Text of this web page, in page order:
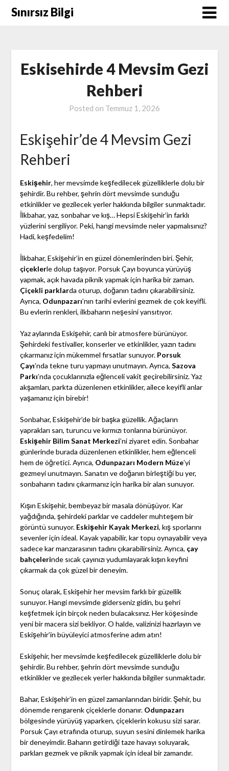
SkipSınırsız Bilgi
Eskisehirde 4 Mevsim Gezi
Rehberi
Posted on Temmuz 1, 2026
Eskişehir’de 4 Mevsim Gezi
Rehberi
Eskişehir, her mevsimde keşfedilecek güzelliklerle dolu bir
şehirdir. Bu rehber, şehrin dört mevsimde sunduğu
etkinlikler ve gezilecek yerler hakkında bilgiler sunmaktadır.
İlkbahar, yaz, sonbahar ve kış… Hepsi Eskişehir’in farklı
yüzlerini sergiliyor. Peki, hangi mevsimde neler yapmalısınız?
Hadi, keşfedelim!
İlkbahar, Eskişehir’in en güzel dönemlerinden biri. Şehir,
çiçeklerle dolup taşıyor. Porsuk Çayı boyunca yürüyüş
yapmak, açık havada piknik yapmak için harika bir zaman.
Çiçekli parklarda oturup, doğanın tadını çıkarabilirsiniz.
Ayrıca, Odunpazarı’nın tarihi evlerini gezmek de çok keyifli.
Bu evlerin renkleri, ilkbaharın neşesini yansıtıyor.
Yaz aylarında Eskişehir, canlı bir atmosfere bürünüyor.
Şehirdeki festivaller, konserler ve etkinlikler, yazın tadını
çıkarmanız için mükemmel fırsatlar sunuyor. Porsuk
Çayı’nda tekne turu yapmayı unutmayın. Ayrıca, Sazova
Parkı’nda çocuklarınızla eğlenceli vakit geçirebilirsiniz. Yaz
akşamları, parkta düzenlenen etkinlikler, ailece keyifli anlar
yaşamanız için birebir!
Sonbahar, Eskişehir’de bir başka güzellik. Ağaçların
yaprakları sarı, turuncu ve kırmızı tonlarına bürünüyor.
Eskişehir Bilim Sanat Merkezi’ni ziyaret edin. Sonbahar
günlerinde burada düzenlenen etkinlikler, hem eğlenceli
hem de öğretici. Ayrıca, Odunpazarı Modern Müze’yi
gezmeyi unutmayın. Sanatın ve doğanın birleştiği bu yer,
sonbaharın tadını çıkarmanız için harika bir alan sunuyor.
Kışın Eskişehir, bembeyaz bir masala dönüşüyor. Kar
yağdığında, şehirdeki parklar ve caddeler muhteşem bir
görüntü sunuyor. Eskişehir Kayak Merkezi, kış sporlarını
sevenler için ideal. Kayak yapabilir, kar topu oynayabilir veya
sadece kar manzarasının tadını çıkarabilirsiniz. Ayrıca, çay
bahçelerinde sıcak çayınızı yudumlayarak kışın keyfini
çıkarmak da çok güzel bir deneyim.
Sonuç olarak, Eskişehir her mevsim farklı bir güzellik
sunuyor. Hangi mevsimde giderseniz gidin, bu şehri
keşfetmek için birçok neden bulacaksınız. Her köşesinde
yeni bir macera sizi bekliyor. O halde, valizinizi hazırlayın ve
Eskişehir’in büyüleyici atmosferine adım atın!
Eskişehir, her mevsimde keşfedilecek güzelliklerle dolu bir
şehirdir. Bu rehber, şehrin dört mevsimde sunduğu
etkinlikler ve gezilecek yerler hakkında bilgiler sunmaktadır.
Bahar, Eskişehir’in en güzel zamanlarından biridir. Şehir, bu
dönemde rengarenk çiçeklerle donanır. Odunpazarı
bölgesinde yürüyüş yaparken, çiçeklerin kokusu sizi sarar.
Porsuk Çayı etrafında oturup, suyun sesini dinlemek harika
bir deneyimdir. Baharın getirdiği taze havayı soluyarak,
parkları gezmek ve piknik yapmak için ideal bir zamandır.